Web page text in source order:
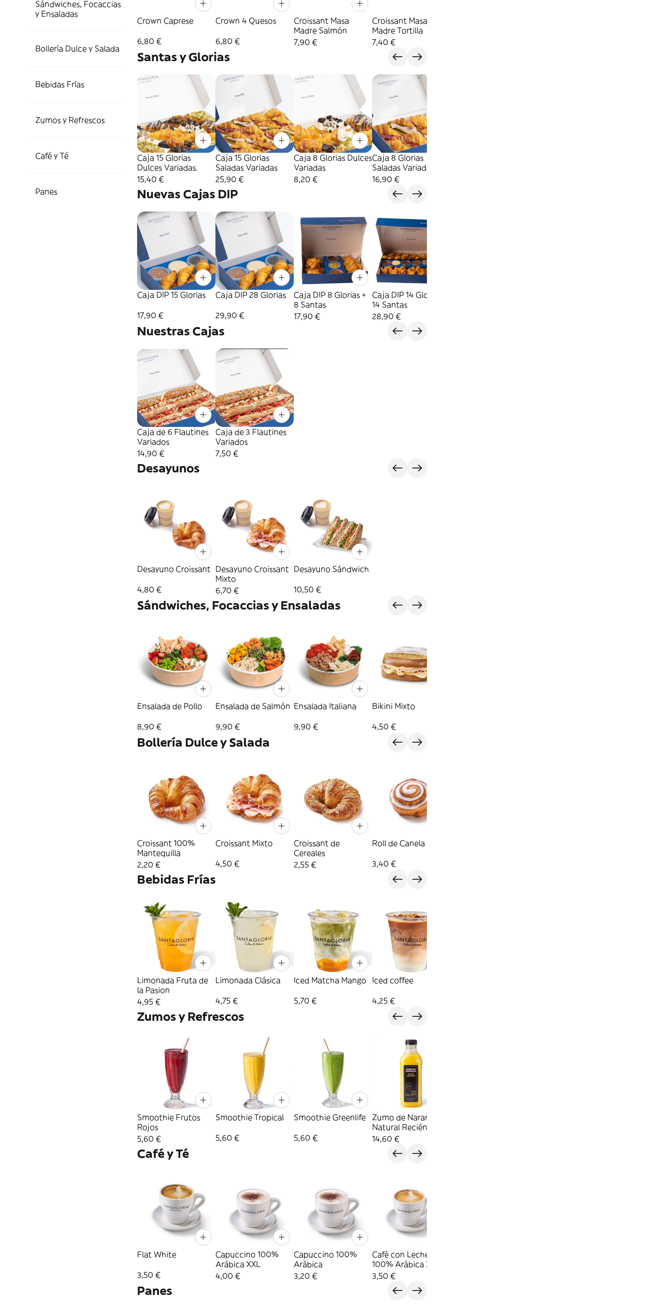
Sándwiches, Focaccias
y Ensaladas
Bollería Dulce y Salada
Bebidas Frías
Zumos y Refrescos
Café y Té
Panes
Crown Caprese
6,80 €
Crown 4 Quesos
6,80 €
Croissant Masa
Madre Salmón
7,90 €
Croissant Masa
Madre Tortilla
7,40 €
Santas y Glorias
Caja 15 Glorias
Dulces Variadas.
15,40 €
Caja 15 Glorias
Saladas Variadas
25,90 €
Caja 8 Glorias Dulces
Variadas
8,20 €
Caja 8 Glorias
Saladas Variadas
16,90 €
Nuevas Cajas DIP
Caja DIP 15 Glorias
17,90 €
Caja DIP 28 Glorias
29,90 €
Caja DIP 8 Glorias +
8 Santas
17,90 €
Caja DIP 14 Glorias +
14 Santas
28,90 €
Nuestras Cajas
Caja de 6 Flautines
Variados
14,90 €
Caja de 3 Flautines
Variados
7,50 €
Desayunos
Desayuno Croissant
4,80 €
Desayuno Croissant
Mixto
6,70 €
Desayuno Sándwich
10,50 €
Sándwiches, Focaccias y Ensaladas
Ensalada de Pollo
8,90 €
Ensalada de Salmón
9,90 €
Ensalada Italiana
9,90 €
Bikini Mixto
4,50 €
Bollería Dulce y Salada
Croissant 100%
Mantequilla
2,20 €
Croissant Mixto
4,50 €
Croissant de
Cereales
2,55 €
Roll de Canela
3,40 €
Bebidas Frías
Limonada Fruta de
la Pasion
4,95 €
Limonada Clásica
4,75 €
Iced Matcha Mango
5,70 €
Iced coffee
4,25 €
Zumos y Refrescos
Smoothie Frutos
Rojos
5,60 €
Smoothie Tropical
5,60 €
Smoothie Greenlife
5,60 €
Zumo de Naranja
Natural Recién
Exprimido 1 L
14,60 €
Café y Té
Flat White
3,50 €
Capuccino 100%
Arábica XXL
4,00 €
Capuccino 100%
Arábica
3,20 €
Café con Leche
100% Arábica XXL
3,50 €
Panes